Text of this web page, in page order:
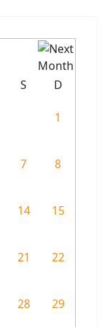
S D
1
7 8
14 15
21 22
28 29